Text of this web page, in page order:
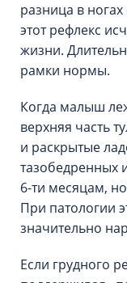
разница в
этот рефлекс
жизни.
рамки нормы.
Когда малыш
верхняя часть
и раскрытые
тазобедренных
6-ти месяцам,
При патологии
значительно
Если грудного